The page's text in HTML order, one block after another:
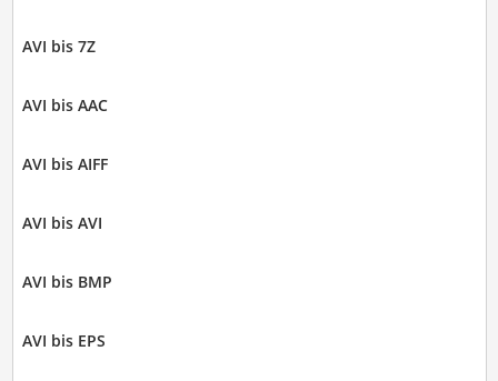
AVI bis 7Z
AVI bis AAC
AVI bis AIFF
AVI bis AVI
AVI bis BMP
AVI bis EPS